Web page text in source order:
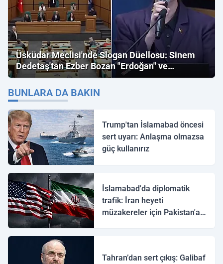
Üsküdar Meclisi'nde Slogan Düellosu: Sinem
Dedetaş'tan Ezber Bozan "Erdoğan" ve
"İmamoğlu" Çıkışı!
BUNLARA DA BAKIN
Trump'tan İslamabad öncesi
sert uyarı: Anlaşma olmazsa
güç kullanırız
İslamabad'da diplomatik
trafik: İran heyeti
müzakereler için Pakistan'a
Tahran’dan sert çıkış: Galibaf